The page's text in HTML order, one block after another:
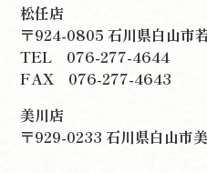
松任店
〒924-0805 石川県白山市
TEL 076-277-4644
FAX 076-277-4643
美川店
〒929-0233 石川県白山市